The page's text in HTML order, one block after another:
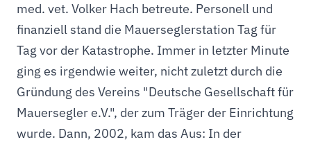
med. vet. Volker Hach betreute. Personell und
finanziell stand die Mauerseglerstation Tag für
Tag vor der Katastrophe. Immer in letzter Minute
ging es irgendwie weiter, nicht zuletzt durch die
Gründung des Vereins "Deutsche Gesellschaft für
Mauersegler e.V.", der zum Träger der Einrichtung
wurde. Dann, 2002, kam das Aus: In der